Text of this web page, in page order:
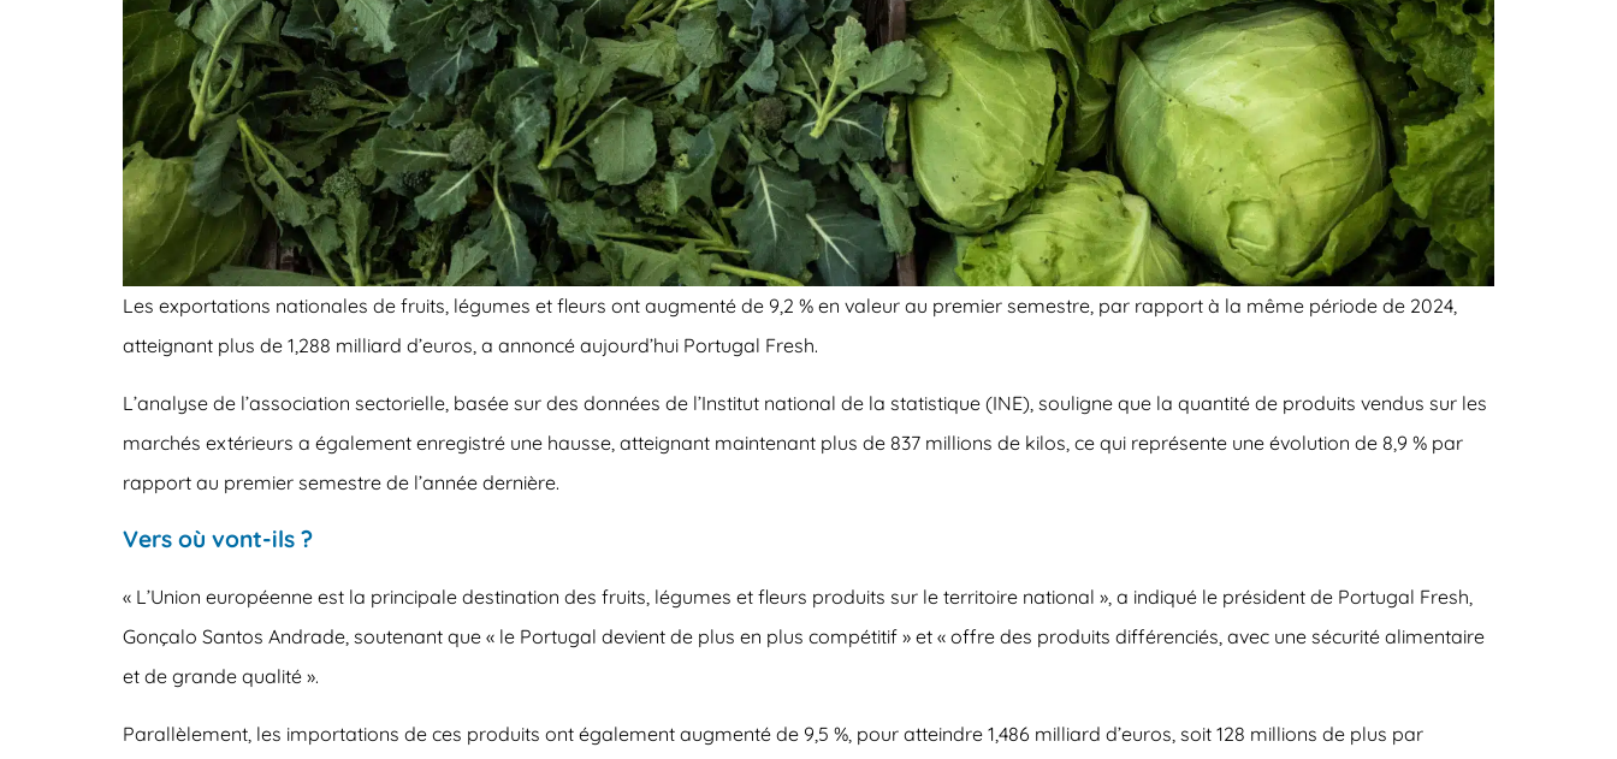
Les exportations nationales de fruits, légumes et fleurs ont augmenté de 9,2 % en valeur au premier semestre, par rapport à la même période de 2024,
atteignant plus de 1,288 milliard d’euros, a annoncé aujourd’hui Portugal Fresh.
L’analyse de l’association sectorielle, basée sur des données de l’Institut national de la statistique (INE), souligne que la quantité de produits vendus sur les
marchés extérieurs a également enregistré une hausse, atteignant maintenant plus de 837 millions de kilos, ce qui représente une évolution de 8,9 % par
rapport au premier semestre de l’année dernière.
Vers où vont-ils ?
« L’Union européenne est la principale destination des fruits, légumes et fleurs produits sur le territoire national », a indiqué le président de Portugal Fresh,
Gonçalo Santos Andrade, soutenant que « le Portugal devient de plus en plus compétitif » et « offre des produits différenciés, avec une sécurité alimentaire
et de grande qualité ».
Parallèlement, les importations de ces produits ont également augmenté de 9,5 %, pour atteindre 1,486 milliard d’euros, soit 128 millions de plus par